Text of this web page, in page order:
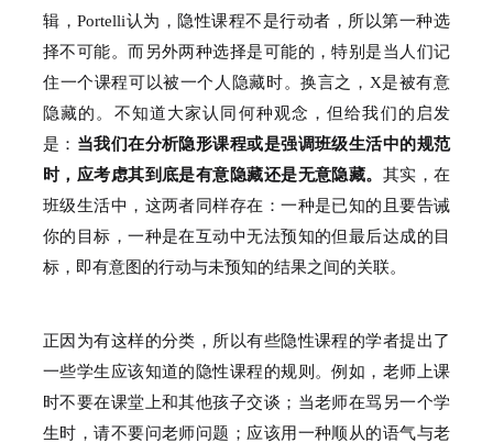
辑，Portelli认为，隐性课程不是行动者，所以第一种选
择不可能。而另外两种选择是可能的，特别是当人们记
住一个课程可以被一个人隐藏时。换言之，X是被有意
隐藏的。 不知道大家认同何种观念，但给我们的启发
是： 当我们在分析隐形课程或是强调班级生活中的规范
时，应考虑其到底是有意隐藏还是无意隐藏。 其实，在
班级生活中，这两者同样存在：一种是已知的且要告诫
你的目标，一种是在互动中无法预知的但最后达成的目
标，即有意图的行动与未预知的结果之间的关联。
正因为有这样的分类，所以有些隐性课程的学者提出了
一些学生应该知道的隐性课程的规则。例如，老师上课
时不要在课堂上和其他孩子交谈； 当老师在骂另一个学
生时，请不要问老师问题； 应该用一种顺从的语气与老